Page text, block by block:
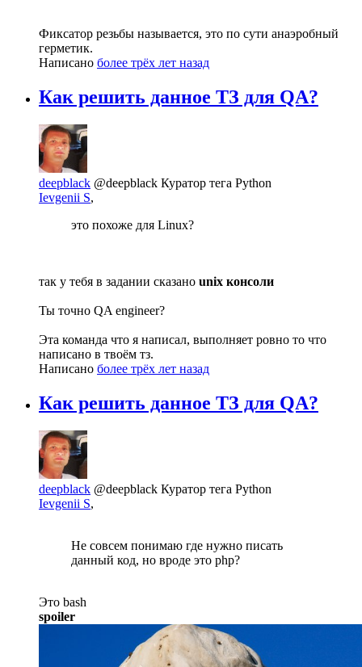
Фиксатор резьбы называется, это по сути анаэробный
герметик.
Написано более трёх лет назад
Как решить данное ТЗ для QA?
deepblack @deepblack Куратор тега Python
Ievgenii S,
это похоже для Linux?
так у тебя в задании сказано unix консоли
Ты точно QA engineer?
Эта команда что я написал, выполняет ровно то что
написано в твоём тз.
Написано более трёх лет назад
Как решить данное ТЗ для QA?
deepblack @deepblack Куратор тега Python
Ievgenii S,
Не совсем понимаю где нужно писать
данный код, но вроде это php?
Это bash
spoiler